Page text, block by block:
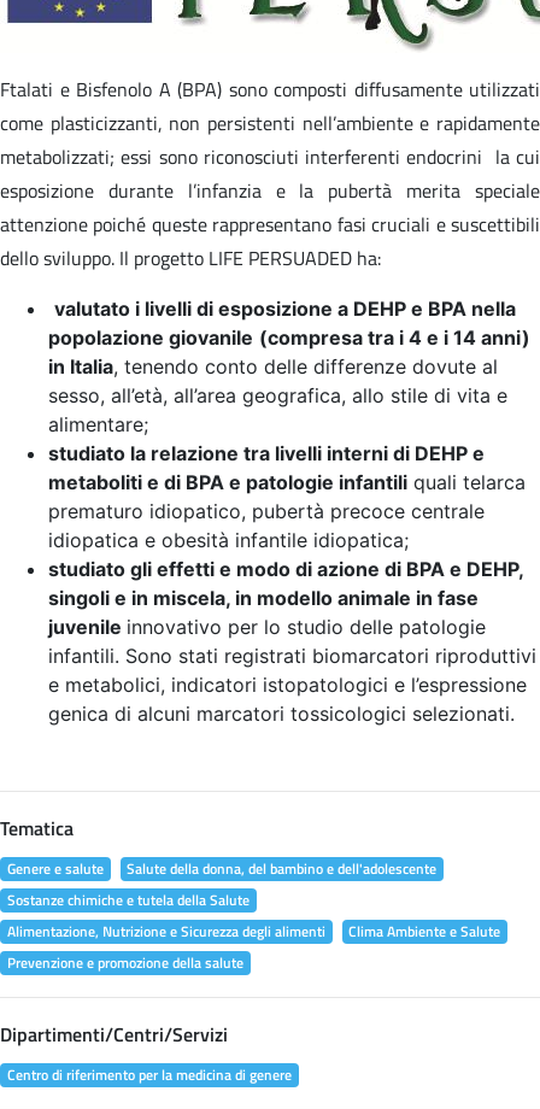
Ftalati e Bisfenolo A (BPA) sono composti diffusamente utilizzati
come plasticizzanti, non persistenti nell’ambiente e rapidamente
metabolizzati; essi sono riconosciuti interferenti endocrini la cui
esposizione durante l’infanzia e la pubertà merita speciale
attenzione poiché queste rappresentano fasi cruciali e suscettibili
dello sviluppo. Il progetto LIFE PERSUADED ha:
valutato i livelli di esposizione a DEHP e BPA nella
popolazione giovanile (compresa tra i 4 e i 14 anni)
in Italia, tenendo conto delle differenze dovute al
sesso, all’età, all’area geografica, allo stile di vita e
alimentare;
studiato la relazione tra livelli interni di DEHP e
metaboliti e di BPA e patologie infantili quali telarca
prematuro idiopatico, pubertà precoce centrale
idiopatica e obesità infantile idiopatica;
studiato gli effetti e modo di azione di BPA e DEHP,
singoli e in miscela, in modello animale in fase
juvenile innovativo per lo studio delle patologie
infantili. Sono stati registrati biomarcatori riproduttivi
e metabolici, indicatori istopatologici e l’espressione
genica di alcuni marcatori tossicologici selezionati.
Tematica
Genere e salute
Salute della donna, del bambino e dell'adolescente
Sostanze chimiche e tutela della Salute
Alimentazione, Nutrizione e Sicurezza degli alimenti
Clima Ambiente e Salute
Prevenzione e promozione della salute
Dipartimenti/Centri/Servizi
Centro di riferimento per la medicina di genere